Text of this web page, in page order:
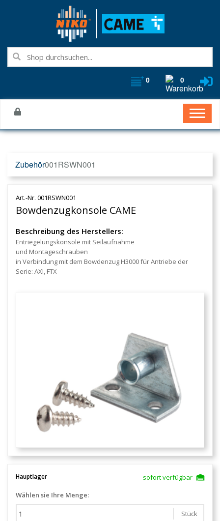
0 0
Zubehör001RSWN001
Art.-Nr. 001RSWN001
Bowdenzugkonsole CAME
Beschreibung des Herstellers:
Entriegelungskonsole mit Seilaufnahme
und Montageschrauben
in Verbindung mit dem Bowdenzug H3000 für Antriebe der
Serie: AXI, FTX
Hauptlager
sofort verfügbar
Wählen sie Ihre Menge:
Stück